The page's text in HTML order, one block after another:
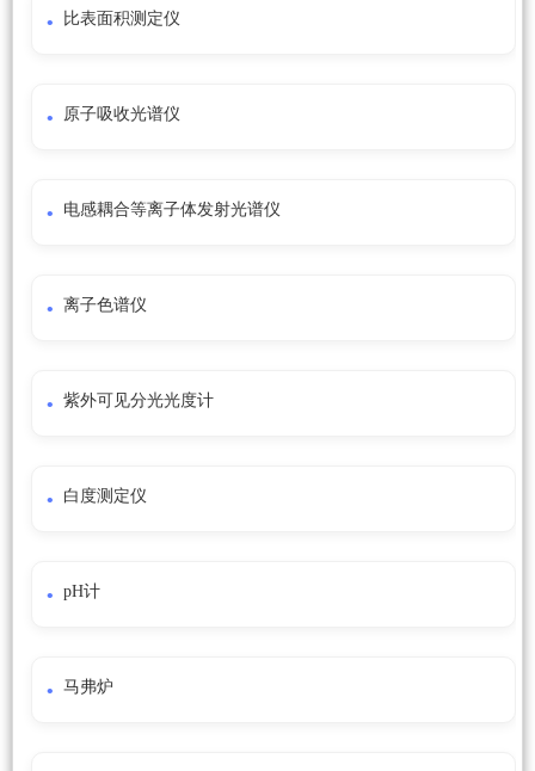
比表面积测定仪
原子吸收光谱仪
电感耦合等离子体发射光谱仪
离子色谱仪
紫外可见分光光度计
白度测定仪
pH计
马弗炉